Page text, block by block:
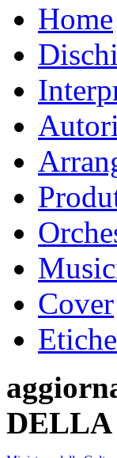
Home
Dischi
Autori
Cover